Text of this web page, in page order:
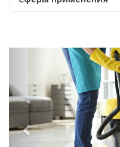
Previous